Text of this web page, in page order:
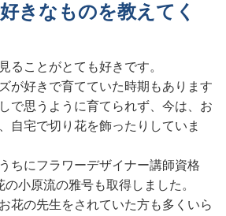
きなものを教えてく
ことがとても好きです。
が好きで育てていた時期もあります
で思うように育てられず、今は、お
自宅で切り花を飾ったりしていま
ちにフラワーデザイナー講師資格
小原流の雅号も取得しました。
花の先生をされていた方も多くいら